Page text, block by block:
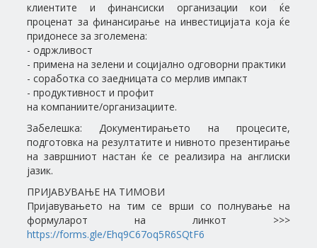
клиентите и финансиски организации кои ќе
проценат за финансирање на инвестицијата која ќе
придонесе за зголемена:
- одржливост
- примена на зелени и социјално одговорни практики
- соработка со заедницата со мерлив импакт
- продуктивност и профит
на компаниите/организациите.
Забелешка: Документирањето на процесите,
подготовка на резултатите и нивното презентирање
на завршниот настан ќе се реализира на англиски
јазик.
ПРИЈАВУВАЊЕ НА ТИМОВИ
Пријавувањето на тим се врши со полнување на
формуларот на линкот >>>
https://forms.gle/Ehq9C67oq5R6SQtF6